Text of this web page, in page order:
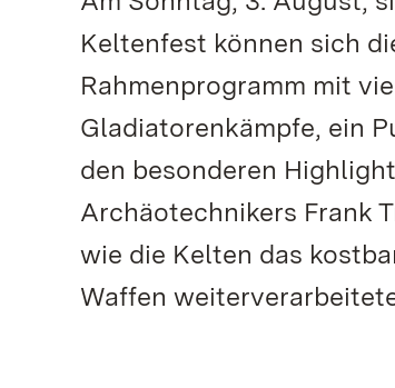
Keltenfest können sich
Rahmenprogramm mit
Gladiatorenkämpfe, ein
den besonderen
Archäotechnikers Frank
wie die Kelten das
Waffen